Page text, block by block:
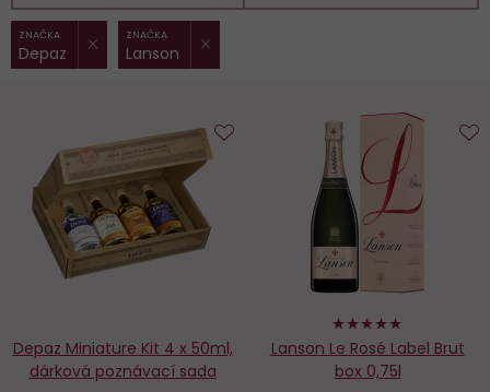
Vybrané
filtry:
ZNAČKA
Depaz
ZNAČKA
Lanson
Depaz Miniature Kit 4 x 50ml,
dárková poznávací sada
obľúbených
100%
Lanson Le Rosé Label Brut
box 0,75l